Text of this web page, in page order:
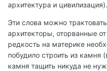
архитектура и цивилизация).
Эти слова можно
архитекторы, оторванные
редкость на материке
побудило строить из камня
камня тащить никуда не